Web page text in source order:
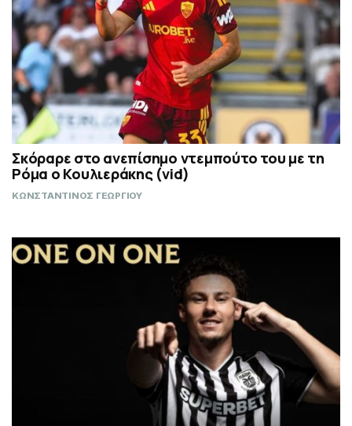
Σκόραρε στο ανεπίσημο ντεμπούτο του με τη
Ρόμα ο Κουλιεράκης (vid)
ΚΩΝΣΤΑΝΤΙΝΟΣ ΓΕΩΡΓΙΟΥ